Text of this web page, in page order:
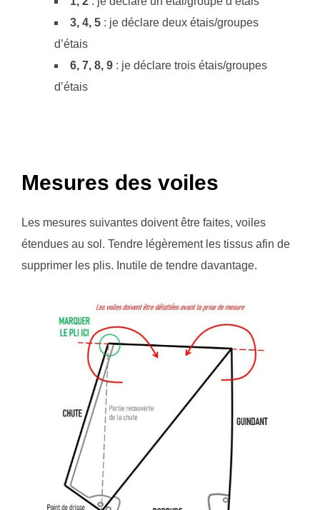
3, 4, 5 : je déclare deux étais/groupes
d’étais
6, 7, 8, 9 : je déclare trois étais/groupes
d’étais
Mesures des voiles
Les mesures suivantes doivent être faites, voiles
étendues au sol. Tendre légèrement les tissus afin de
supprimer les plis. Inutile de tendre davantage.